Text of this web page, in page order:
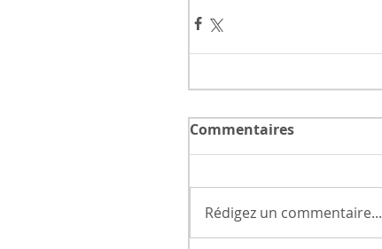
Commentaires
Rédigez un commentaire...